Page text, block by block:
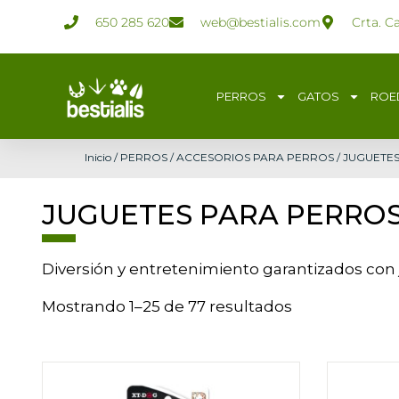
650 285 620 web@bestialis.com Crta.
PERROS GATOS
Inicio / PERROS /ACCESORIOS PARA PERROS /
JUGUETES PARA
Diversión y entretenimiento garantizados
Mostrando 1–25 de 77 resultados
de